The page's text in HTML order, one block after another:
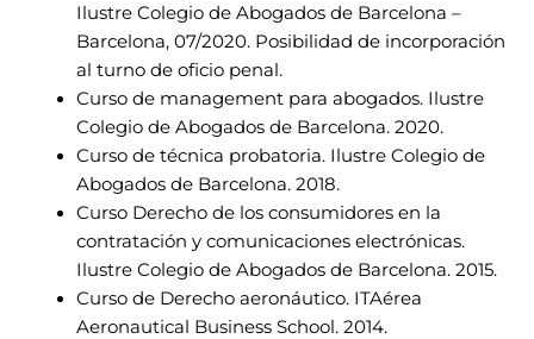
Ilustre Colegio de Abogados de Barcelona –
Barcelona, 07/2020. Posibilidad de incorporación
al turno de oficio penal.
Curso de management para abogados. Ilustre
Colegio de Abogados de Barcelona. 2020.
Curso de técnica probatoria. Ilustre Colegio de
Abogados de Barcelona. 2018.
Curso Derecho de los consumidores en la
contratación y comunicaciones electrónicas.
Ilustre Colegio de Abogados de Barcelona. 2015.
Curso de Derecho aeronáutico. ITAérea
Aeronautical Business School. 2014.